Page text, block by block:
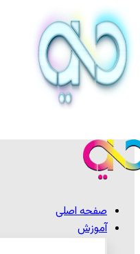
صفحه اصلی
آموزش